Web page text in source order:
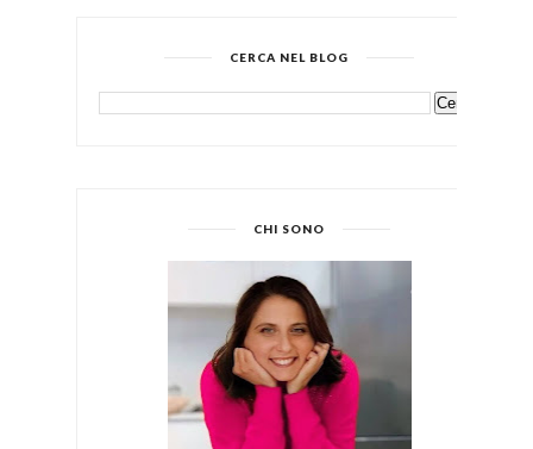
CERCA NEL BLOG
CHI SONO